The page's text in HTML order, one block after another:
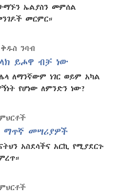
ኤልያስን መምሰል
መርምር።
ንባብ
ይሖዋ ብቻ ነው
ለማንኛውም ነገር ወይም አካል
የሆነው ለምንድን ነው?
ማጥኛ መሣሪያዎች
አስደሳችና አርኪ የሚያደርጉ